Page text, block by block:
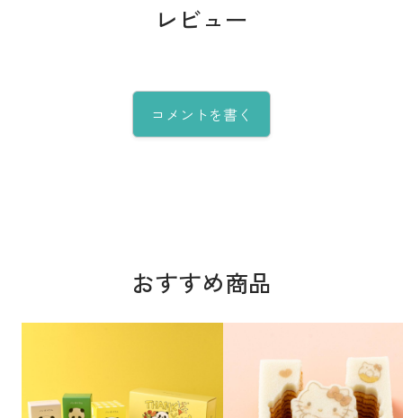
レビュー
コメントを書く
おすすめ商品